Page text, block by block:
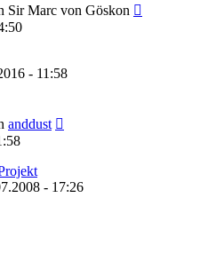
Sir Marc von Göskon
- 11:58
anddust
- 17:26